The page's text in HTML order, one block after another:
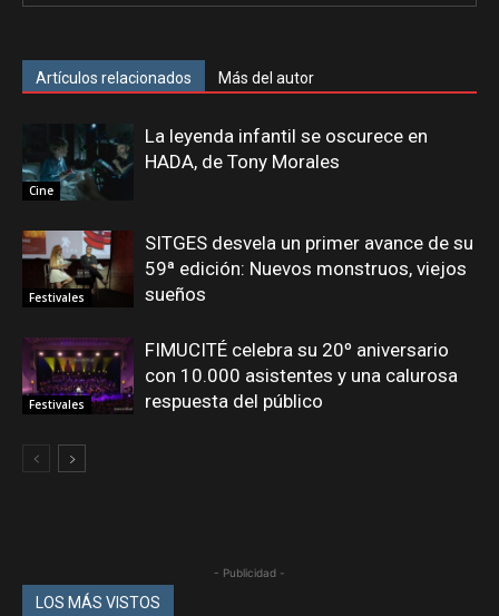
Artículos relacionados Más del autor
Cine
La leyenda infantil se oscurece en
HADA, de Tony Morales
Festivales
SITGES desvela un primer avance de su
59ª edición: Nuevos monstruos, viejos
sueños
Festivales
FIMUCITÉ celebra su 20º aniversario
con 10.000 asistentes y una calurosa
respuesta del público
- Publicidad -
LOS MÁS VISTOS